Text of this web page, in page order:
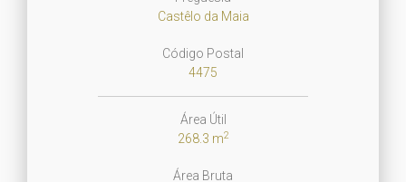
Castêlo da Maia
Código Postal
4475
Área Útil
268.3 m2
Área Bruta